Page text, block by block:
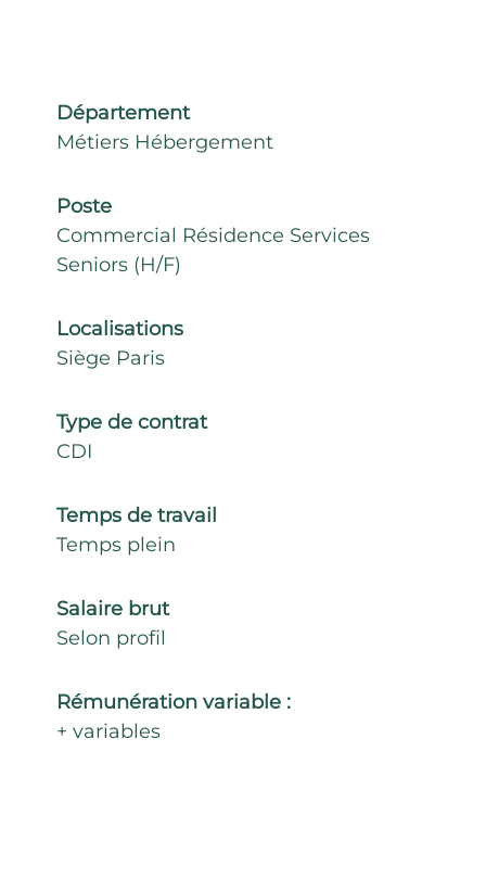
Département
Métiers Hébergement
Poste
Commercial Résidence Services
Seniors (H/F)
Localisations
Siège Paris
Type de contrat
CDI
Temps de travail
Temps plein
Salaire brut
Selon profil
Rémunération variable :
+ variables